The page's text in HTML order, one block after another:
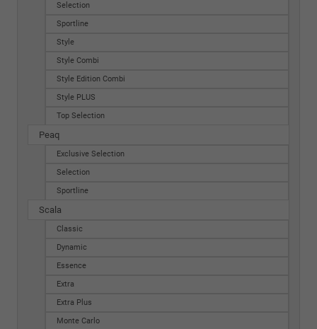
Selection
Sportline
Style
Style Combi
Style Edition Combi
Style PLUS
Top Selection
Peaq
Exclusive Selection
Selection
Sportline
Scala
Classic
Dynamic
Essence
Extra
Extra Plus
Monte Carlo